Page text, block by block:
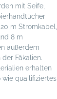
mit Seife,
m Stromkabel,
8 m
außerdem
Fäkalien.
erhalten
wie quailifiziertes